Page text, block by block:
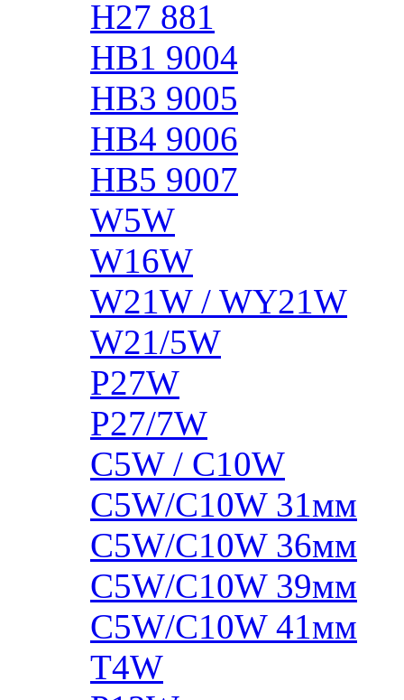
H27 881
HB1 9004
HB3 9005
HB4 9006
HB5 9007
W5W
W16W
W21W / WY21W
W21/5W
P27W
P27/7W
C5W / C10W
C5W/C10W 31мм
C5W/C10W 36мм
C5W/C10W 39мм
C5W/C10W 41мм
T4W